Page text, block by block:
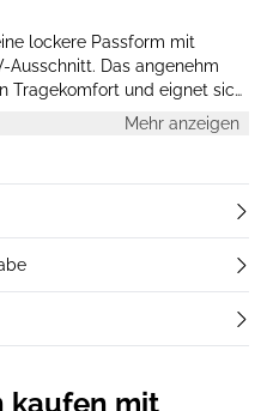
lockere Passform mit
Ausschnitt. Das angenehm
Tragekomfort und eignet sich
Mehr anzeigen
kaufen mit